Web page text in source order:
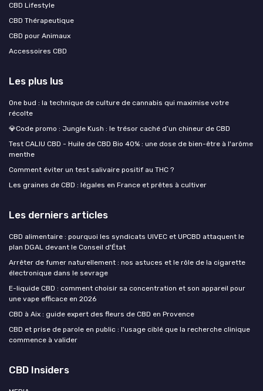
CBD Lifestyle
CBD Thérapeutique
CBD pour Animaux
Accessoires CBD
Les plus lus
One bud : la technique de culture de cannabis qui maximise votre
récolte
💎Code promo : Jungle Kush : le trésor caché d’un chineur de CBD
Test CALIU CBD - Huile de CBD Bio 40% : une dose de bien-être à l'arôme
menthe
Comment éviter un test salivaire positif au THC ?
Les graines de CBD : légales en France et prêtes à cultiver
Les derniers articles
CBD alimentaire : pourquoi les syndicats UIVEC et UPCBD attaquent le
plan DGAL devant le Conseil d'État
Arrêter de fumer naturellement : nos astuces et le rôle de la cigarette
électronique dans le sevrage
E-liquide CBD : comment choisir sa concentration et son appareil pour
une vape efficace en 2026
CBD à Aix : guide expert des fleurs de CBD en Provence
CBD et prise de parole en public : l'usage ciblé que la recherche clinique
commence à valider
CBD Insiders